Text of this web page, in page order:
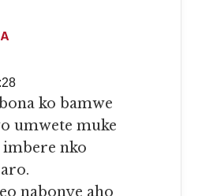
umwete muke
nko
nabonye aho